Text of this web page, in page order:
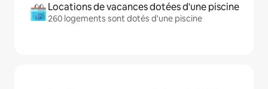
Locations de vacances dotées d'une piscine
260 logements sont dotés d'une piscine